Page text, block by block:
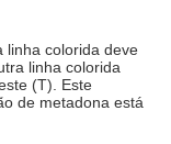
linha colorida deve
linha colorida
(T). Este
de metadona está